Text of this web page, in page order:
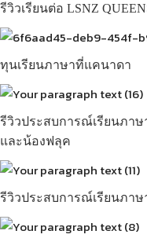
รีวิวเรียนต่อ LSNZ
ทุนเรียนภาษาที่แคนาดา
รีวิวประสบการณ์เรียนภา
และน้องฟลุค
รีวิวประสบการณ์เรียนภา